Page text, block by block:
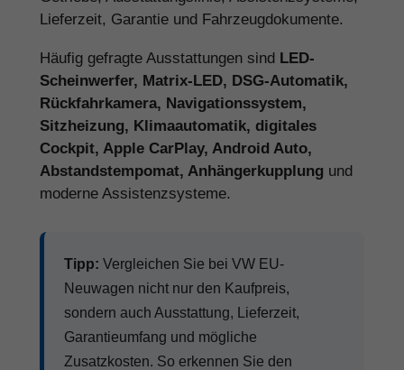
Lieferzeit, Garantie und Fahrzeugdokumente.
Häufig gefragte Ausstattungen sind LED-
Scheinwerfer, Matrix-LED, DSG-Automatik,
Rückfahrkamera, Navigationssystem,
Sitzheizung, Klimaautomatik, digitales
Cockpit, Apple CarPlay, Android Auto,
Abstandstempomat, Anhängerkupplung und
moderne Assistenzsysteme.
Tipp: Vergleichen Sie bei VW EU-
Neuwagen nicht nur den Kaufpreis,
sondern auch Ausstattung, Lieferzeit,
Garantieumfang und mögliche
Zusatzkosten. So erkennen Sie den